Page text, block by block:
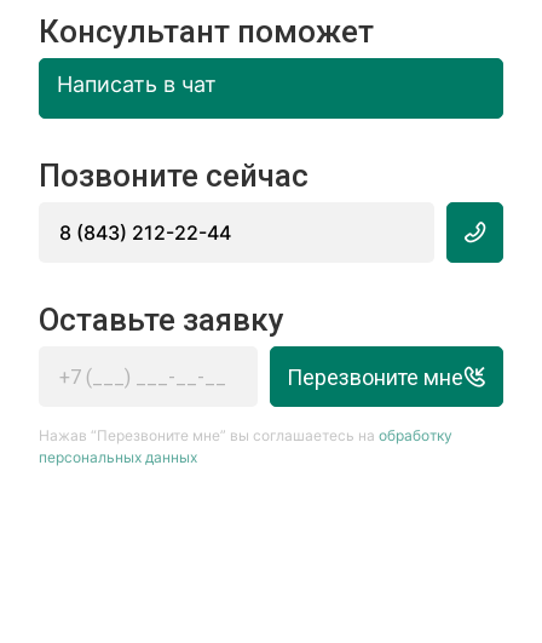
Консультант поможет
Написать в чат
Позвоните сейчас
8 (843) 212-22-44
Оставьте заявку
Перезвоните мне
Нажав “Перезвоните мне” вы соглашаетесь наобработку
персональных данных